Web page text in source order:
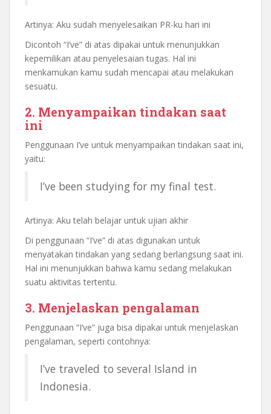
Artinya: Aku sudah menyelesaikan PR-ku hari ini
Dicontoh “I’ve” di atas dipakai untuk menunjukkan
kepemilikan atau penyelesaian tugas. Hal ini
menkamukan kamu sudah mencapai atau melakukan
sesuatu.
2. Menyampaikan tindakan saat
ini
Penggunaan I’ve untuk menyampaikan tindakan saat ini,
yaitu:
I’ve been studying for my final test.
Artinya: Aku telah belajar untuk ujian akhir
Di penggunaan “I’ve” di atas digunakan untuk
menyatakan tindakan yang sedang berlangsung saat ini.
Hal ini menunjukkan bahwa kamu sedang melakukan
suatu aktivitas tertentu.
3. Menjelaskan pengalaman
Penggunaan “I’ve” juga bisa dipakai untuk menjelaskan
pengalaman, seperti contohnya:
I’ve traveled to several Island in
Indonesia.